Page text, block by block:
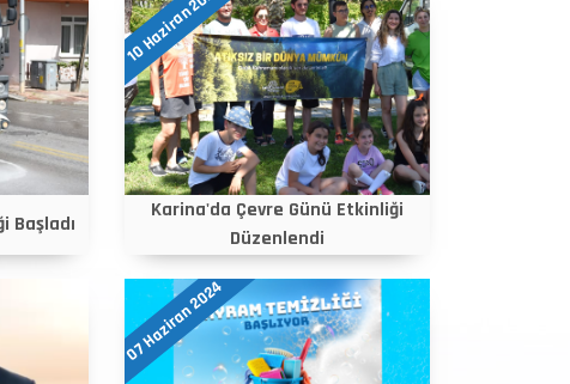
Başladı
10 Haziran 2024
Karina'da Çevre Günü Etkinliği
Düzenlendi
07 Haziran 2024